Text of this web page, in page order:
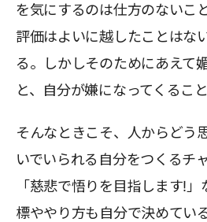
を気にするのは仕方のないこ
評価はよいに越したことはな
る。しかしそのためにあえて
と、自分が嫌になってくるこ
そんなときこそ、人からどう
いでいられる自分をつくるチ
「慈悲で悟りを目指します!
標ややり方も自分で決めてい